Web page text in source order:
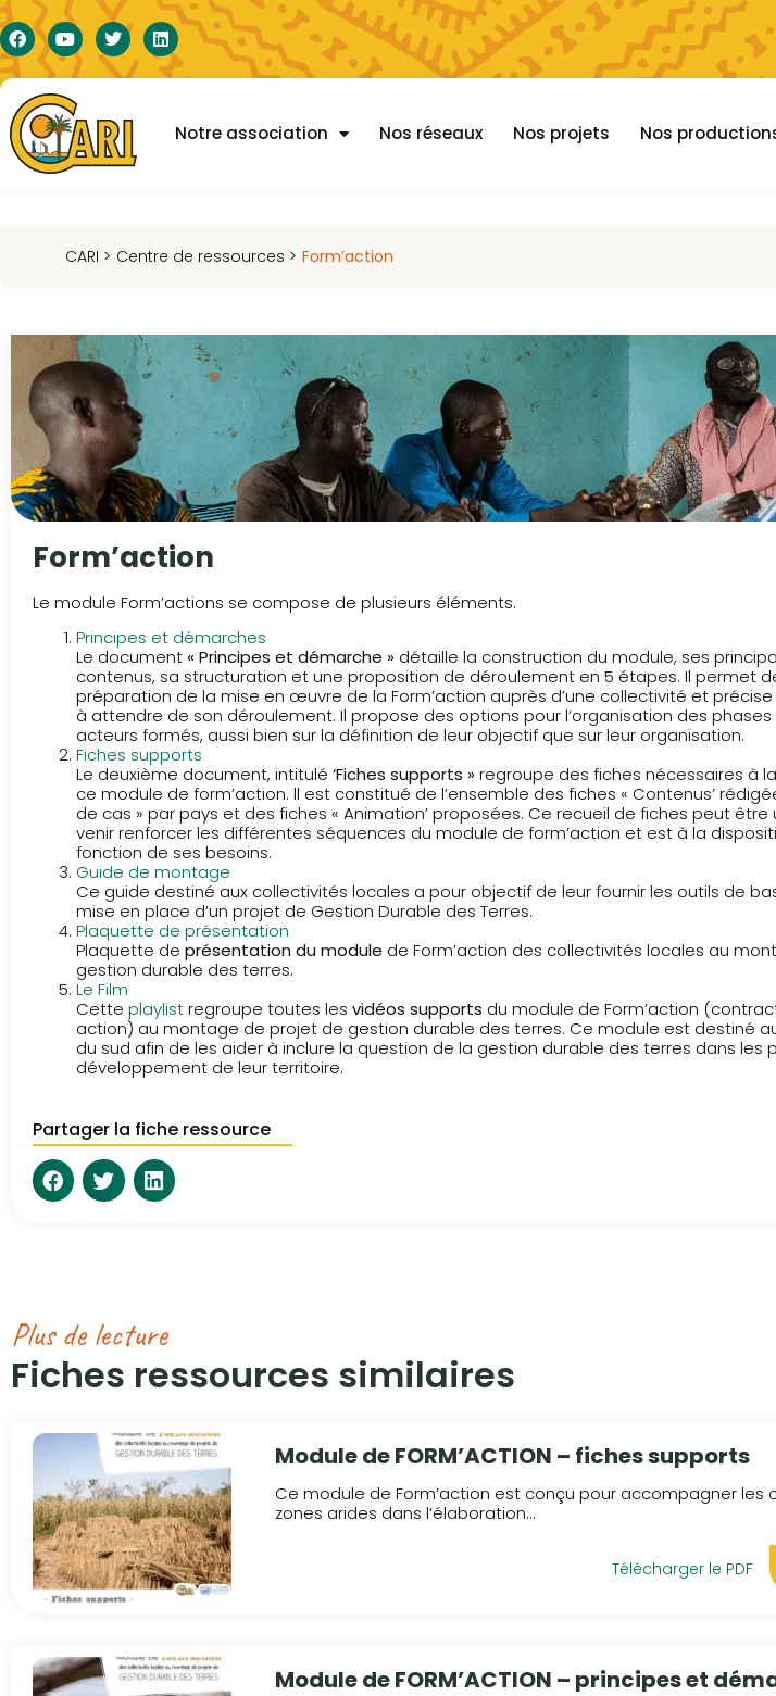
Notre association Nos réseaux Nos projets Nos
CARI > Centre de ressources > Form’action
Form’action
Le module Form’actions se compose de plusieurs éléments.
Principes et démarches
Le document« Principes et démarche » détaille la construction du module, ses
contenus, sa structuration et une proposition de déroulement en 5 étapes. Il permet
préparation de la mise en œuvre de la Form’action auprès d’une collectivité et
à attendre de son déroulement. Il propose des options pour l’organisation des
acteurs formés, aussi bien sur la définition de leur objectif que sur leur organisation.
Fiches supports
Le deuxième document, intitulé ‘Fiches supports » regroupe des fiches nécessaires à
ce module de form’action. ll est constitué de l’ensemble des fiches « Contenus’
de cas » par pays et des fiches « Animation’ proposées. Ce recueil de fiches peut
venir renforcer les différentes séquences du module de form’action et est à la
fonction de ses besoins.
Guide de montage
Ce guide destiné aux collectivités locales a pour objectif de leur fournir les outils de
mise en place d’un projet de Gestion Durable des Terres.
Plaquette de présentation
Plaquette de présentation du module de Form’action des collectivités locales au
gestion durable des terres.
Le Film
Cette playlistregroupe toutes les vidéos supports du module de Form’action
action) au montage de projet de gestion durable des terres. Ce module est destiné
du sud afin de les aider à inclure la question de la gestion durable des terres dans les
développement de leur territoire.
Partager la fiche ressource
Plus de lecture
Fiches ressources similaires​
Module de FORM’ACTION – fiches supports
Ce module de Form’action est conçu pour accompagner les
zones arides dans l’élaboration...
Télécharger le PDF
Module de FORM’ACTION – principes et